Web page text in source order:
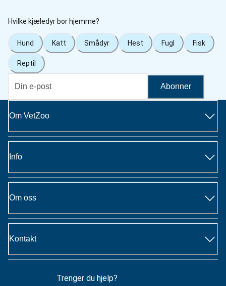
Hvilke kjæledyr bor hjemme?
Hund Katt Smådyr Hest Fugl Fisk
Reptil
Abonner
Om VetZoo
Info
Om oss
Kontakt
Trenger du hjelp?